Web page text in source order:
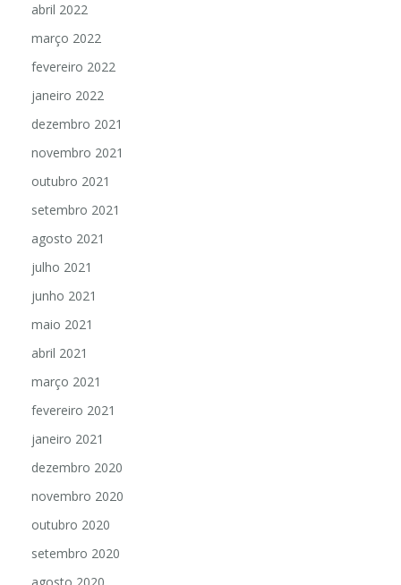
abril 2022
março 2022
fevereiro 2022
janeiro 2022
dezembro 2021
novembro 2021
outubro 2021
setembro 2021
agosto 2021
julho 2021
junho 2021
maio 2021
abril 2021
março 2021
fevereiro 2021
janeiro 2021
dezembro 2020
novembro 2020
outubro 2020
setembro 2020